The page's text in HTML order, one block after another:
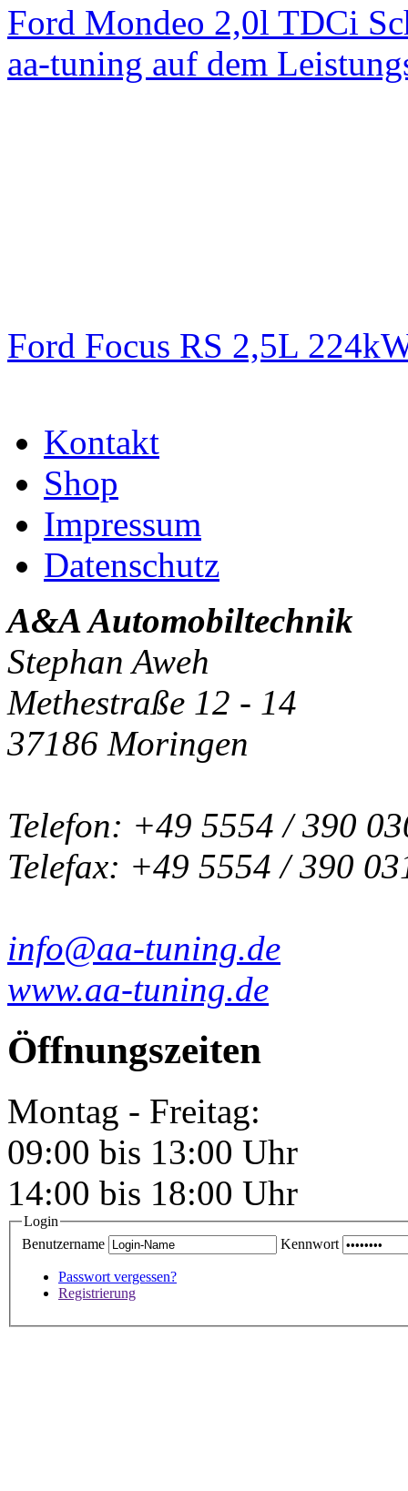
Ford Mondeo 2,0l TDCi
aa-tuning auf dem
Ford Focus RS 2,5L
Kontakt
Shop
Impressum
Datenschutz
A&A Automobiltechnik
Stephan Aweh
Methestraße 12 - 14
37186 Moringen
Telefon: +49 5554 / 390
Telefax: +49 5554 / 390
info@aa-tuning.de
www.aa-tuning.de
Öffnungszeiten
Montag - Freitag:
09:00 bis 13:00 Uhr
14:00 bis 18:00 Uhr
Login
Benutzername
Kennwort
Passwort vergessen?
Registrierung